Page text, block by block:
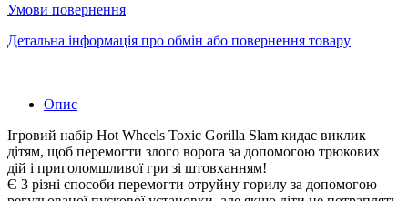
Умови повернення
Детальна інформація про обмін або повернення товару
Опис
Ігровий набір Hot Wheels Toxic Gorilla Slam кидає виклик
дітям, щоб перемогти злого ворога за допомогою трюкових
дій і приголомшливої гри зі штовханням!
Є 3 різні способи перемогти отруйну горилу за допомогою